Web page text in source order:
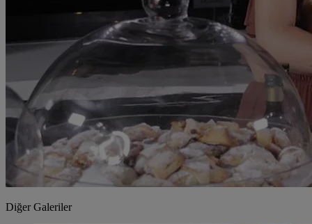
Diğer Galeriler